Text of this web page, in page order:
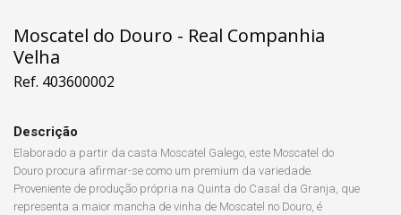
Moscatel do Douro - Real Companhia
Velha
Ref. 403600002
Descrição
Elaborado a partir da casta Moscatel Galego, este Moscatel do
Douro procura afirmar-se como um premium da variedade.
Proveniente de produção própria na Quinta do Casal da Granja, que
representa a maior mancha de vinha de Moscatel no Douro, é